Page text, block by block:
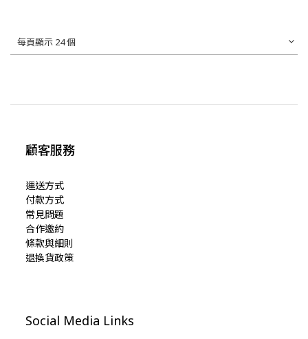
每頁顯示 24 個
顧客服務
運送方式
付款方式
常見問題
合作邀約
條款與細則
退換貨政策
Social Media Links